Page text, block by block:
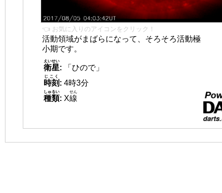
👈 お気に入りのアイコンをクリック！
活動領域がまばらになって、そろそろ活動極
小期です。
衛星
えいせい
:
「ひので」
時刻
じこく
: 4時3分
種類
しゅるい
: X線
せん